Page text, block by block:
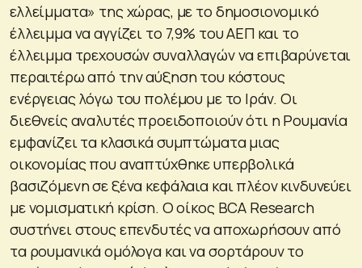
ελλείμματα» της χώρας, με το δημοσιονομικό
έλλειμμα να αγγίζει το 7,9% του ΑΕΠ και το
έλλειμμα τρεχουσών συναλλαγών να επιβαρύνεται
περαιτέρω από την αύξηση του κόστους
ενέργειας λόγω του πολέμου με το Ιράν. Οι
διεθνείς αναλυτές προειδοποιούν ότι η Ρουμανία
εμφανίζει τα κλασικά συμπτώματα μιας
οικονομίας που αναπτύχθηκε υπερβολικά
βασιζόμενη σε ξένα κεφάλαια και πλέον κινδυνεύει
με νομισματική κρίση. Ο οίκος BCA Research
συστήνει στους επενδυτές να αποχωρήσουν από
τα ρουμανικά ομόλογα και να σορτάρουν το